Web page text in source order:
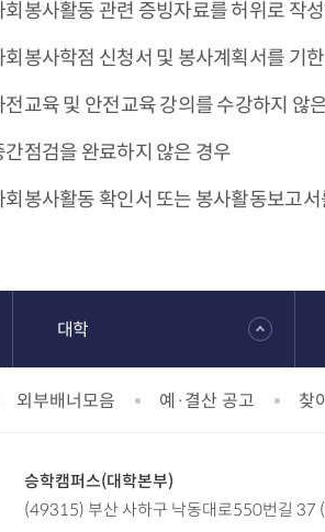
회봉사활동 관련 증빙자료를 허위로 작
회봉사학점 신청서 및 봉사계획서를 기
전교육 및 안전교육 강의를 수강하지 않
간점검을 완료하지 않은 경우
회봉사활동 확인서 또는 봉사활동보고
외부배너모음 예·결산 공고 찾
대학
승학캠퍼스(대학본부)
(49315) 부산 사하구 낙동대로550번길 37